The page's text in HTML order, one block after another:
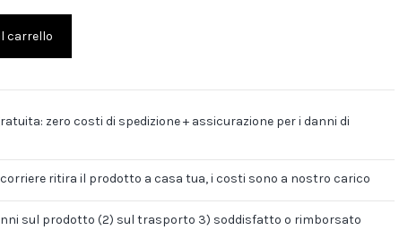
carrello
zero costi di spedizione + assicurazione per i danni di
ritira il prodotto a casa tua, i costi sono a nostro carico
sul prodotto (2) sul trasporto 3) soddisfatto o rimborsato